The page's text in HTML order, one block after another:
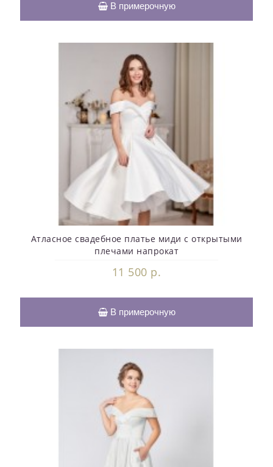
В примерочную
Атласное свадебное платье миди с открытыми
плечами напрокат
11 500 р.
В примерочную